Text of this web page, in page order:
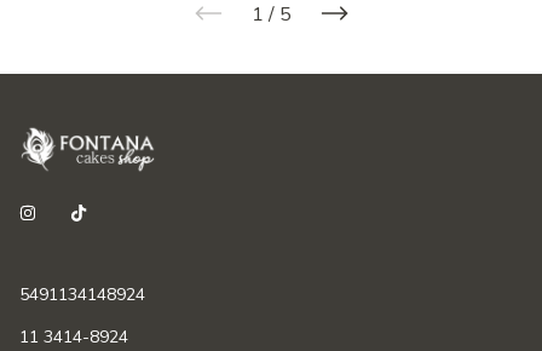
1 / 5
5491134148924
11 3414-8924